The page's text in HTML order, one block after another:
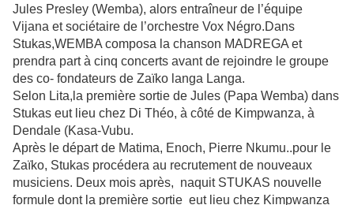
Jules Presley (Wemba), alors entraîneur de l’équipe
Vijana et sociétaire de l’orchestre Vox Négro.Dans
Stukas,WEMBA composa la chanson MADREGA et
prendra part à cinq concerts avant de rejoindre le groupe
des co- fondateurs de Zaïko langa Langa.
Selon Lita,la première sortie de Jules (Papa Wemba) dans
Stukas eut lieu chez Di Théo, à côté de Kimpwanza, à
Dendale (Kasa-Vubu.
Après le départ de Matima, Enoch, Pierre Nkumu..pour le
Zaïko, Stukas procédera au recrutement de nouveaux
musiciens. Deux mois après, naquit STUKAS nouvelle
formule dont la première sortie eut lieu chez Kimpwanza